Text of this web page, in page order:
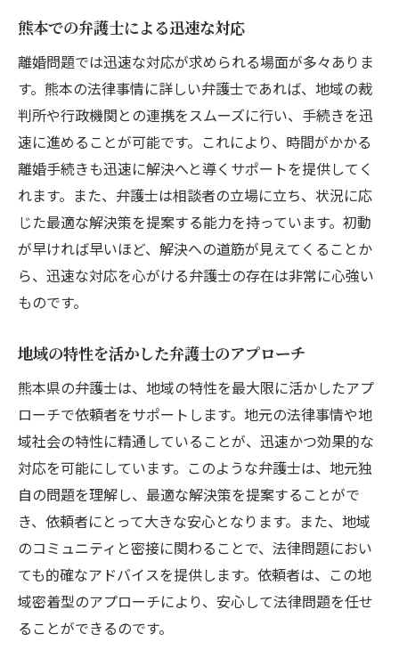
熊本での弁護士による迅速な対応
離婚問題では迅速な対応が求められる場面が多々ありま
す。熊本の法律事情に詳しい弁護士であれば、地域の裁
判所や行政機関との連携をスムーズに行い、手続きを迅
速に進めることが可能です。これにより、時間がかかる
離婚手続きも迅速に解決へと導くサポートを提供してく
れます。また、弁護士は相談者の立場に立ち、状況に応
じた最適な解決策を提案する能力を持っています。初動
が早ければ早いほど、解決への道筋が見えてくることか
ら、迅速な対応を心がける弁護士の存在は非常に心強い
ものです。
地域の特性を活かした弁護士のアプローチ
熊本県の弁護士は、地域の特性を最大限に活かしたアプ
ローチで依頼者をサポートします。地元の法律事情や地
域社会の特性に精通していることが、迅速かつ効果的な
対応を可能にしています。このような弁護士は、地元独
自の問題を理解し、最適な解決策を提案することがで
き、依頼者にとって大きな安心となります。また、地域
のコミュニティと密接に関わることで、法律問題におい
ても的確なアドバイスを提供します。依頼者は、この地
域密着型のアプローチにより、安心して法律問題を任せ
ることができるのです。